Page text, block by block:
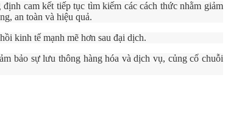
cam kết tiếp tục tìm kiếm các cách thức nhằm giảm
an toàn và hiệu quả.
kinh tế mạnh mẽ hơn sau đại dịch.
bảo sự lưu thông hàng hóa và dịch vụ, củng cố chuỗi